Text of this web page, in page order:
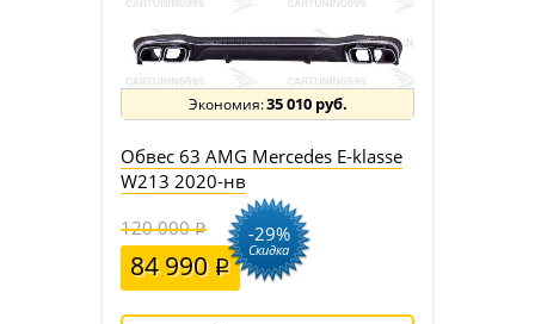
35 010 руб.
Обвес 63 AMG Mercedes E-klasse
W213 2020-нв
120 000
84 990
-29%
Скидка